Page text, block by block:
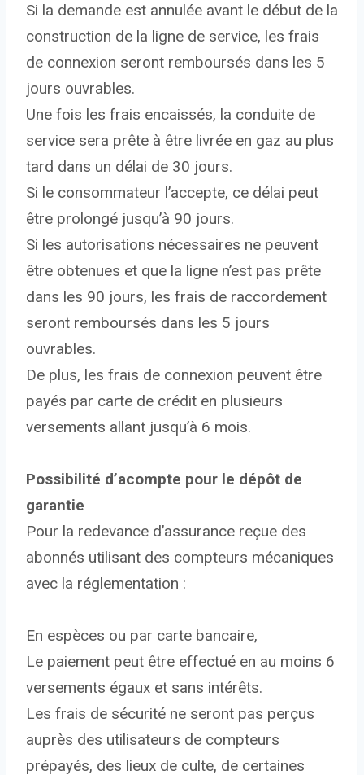
Si la demande est annulée avant le début de la
construction de la ligne de service, les frais
de connexion seront remboursés dans les 5
jours ouvrables.
Une fois les frais encaissés, la conduite de
service sera prête à être livrée en gaz au plus
tard dans un délai de 30 jours.
Si le consommateur l’accepte, ce délai peut
être prolongé jusqu’à 90 jours.
Si les autorisations nécessaires ne peuvent
être obtenues et que la ligne n’est pas prête
dans les 90 jours, les frais de raccordement
seront remboursés dans les 5 jours
ouvrables.
De plus, les frais de connexion peuvent être
payés par carte de crédit en plusieurs
versements allant jusqu’à 6 mois.
Possibilité d’acompte pour le dépôt de
garantie
Pour la redevance d’assurance reçue des
abonnés utilisant des compteurs mécaniques
avec la réglementation :
En espèces ou par carte bancaire,
Le paiement peut être effectué en au moins 6
versements égaux et sans intérêts.
Les frais de sécurité ne seront pas perçus
auprès des utilisateurs de compteurs
prépayés, des lieux de culte, de certaines